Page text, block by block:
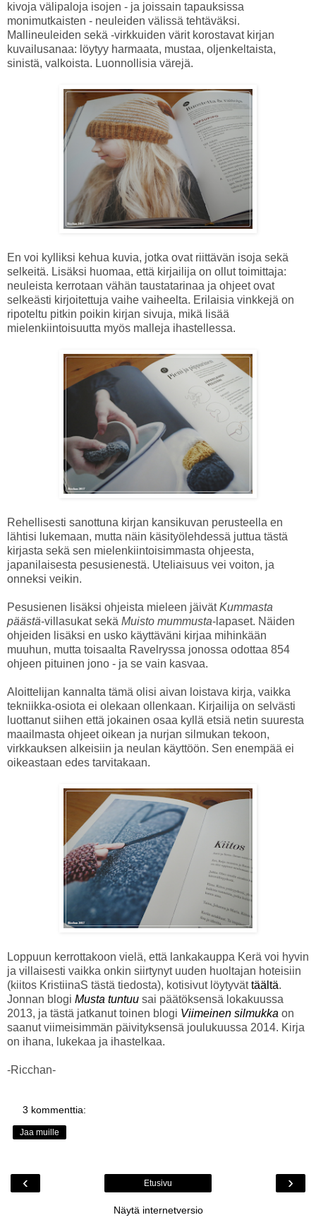
kivoja välipaloja isojen - ja joissain tapauksissa
monimutkaisten - neuleiden välissä tehtäväksi.
Mallineuleiden sekä -virkkuiden värit korostavat kirjan
kuvailusanaa: löytyy harmaata, mustaa, oljenkeltaista,
sinistä, valkoista. Luonnollisia värejä.
En voi kylliksi kehua kuvia, jotka ovat riittävän isoja sekä
selkeitä. Lisäksi huomaa, että kirjailija on ollut toimittaja:
neuleista kerrotaan vähän taustatarinaa ja ohjeet ovat
selkeästi kirjoitettuja vaihe vaiheelta. Erilaisia vinkkejä on
ripoteltu pitkin poikin kirjan sivuja, mikä lisää
mielenkiintoisuutta myös malleja ihastellessa.
Rehellisesti sanottuna kirjan kansikuvan perusteella en
lähtisi lukemaan, mutta näin käsityölehdessä juttua tästä
kirjasta sekä sen mielenkiintoisimmasta ohjeesta,
japanilaisesta pesusienestä. Uteliaisuus vei voiton, ja
onneksi veikin.
Pesusienen lisäksi ohjeista mieleen jäivätKummasta
päästä-villasukat sekä Muisto mummusta-lapaset. Näiden
ohjeiden lisäksi en usko käyttäväni kirjaa mihinkään
muuhun, mutta toisaalta Ravelryssa jonossa odottaa 854
ohjeen pituinen jono - ja se vain kasvaa.
Aloittelijan kannalta tämä olisi aivan loistava kirja, vaikka
tekniikka-osiota ei olekaan ollenkaan. Kirjailija on selvästi
luottanut siihen että jokainen osaa kyllä etsiä netin suuresta
maailmasta ohjeet oikean ja nurjan silmukan tekoon,
virkkauksen alkeisiin ja neulan käyttöön. Sen enempää ei
oikeastaan edes tarvitakaan.
Loppuun kerrottakoon vielä, että lankakauppa Kerä voi hyvin
ja villaisesti vaikka onkin siirtynyt uuden huoltajan hoteisiin
(kiitos KristiinaS tästä tiedosta), kotisivut löytyvättäältä.
Jonnan blogi Musta tuntuu sai päätöksensä lokakuussa
2013, ja tästä jatkanut toinen blogi Viimeinen silmukka on
saanut viimeisimmän päivityksensä joulukuussa 2014. Kirja
on ihana, lukekaa ja ihastelkaa.
-Ricchan-
3 kommenttia:
Jaa muille
‹ ›
Etusivu
Näytä internetversio